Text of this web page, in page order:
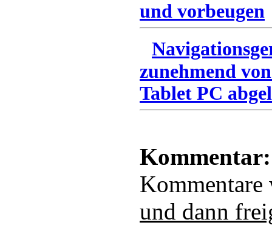
und vorbeugen
zunehmend
Tablet PC
Kommentar:
und dann